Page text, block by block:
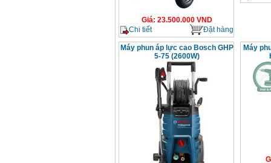
Giá: 23.500.000 VND
Chi tiết
Đặt hàng
Máy phun áp lực cao Bosch GHP
5-75 (2600W)
Máy